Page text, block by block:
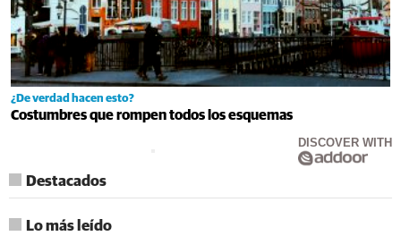
¿De verdad hacen esto?
Costumbres que rompen todos los esquemas
DISCOVER WITH
Destacados
Lo más leído